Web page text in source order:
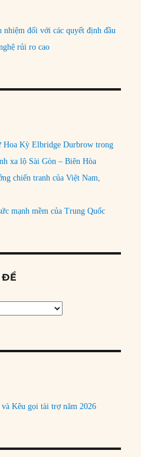
nhiệm đối với các quyết định đầu
rủi ro cao
Hoa Kỳ Elbridge Durbrow trong
xa lộ Sài Gòn – Biên Hòa
chiến tranh của Việt Nam,
mạnh mềm của Trung Quốc
ĐỀ
Kêu gọi tài trợ năm 2026